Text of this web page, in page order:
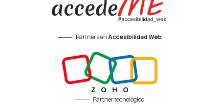
Partners enAccesibilidad Web
Partner tecnológico